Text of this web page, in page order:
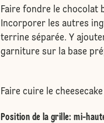
Faire fondre le chocolat
Incorporer les autres
terrine séparée. Y
garniture sur la base
Faire cuire le
Position de la grille:mi-